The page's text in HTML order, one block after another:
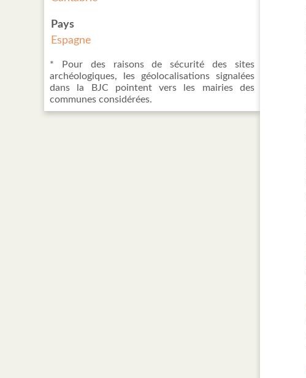
Pays
Espagne
* Pour des raisons de sécurité des sites
archéologiques, les géolocalisations signalées
dans la BJC pointent vers les mairies des
communes considérées.